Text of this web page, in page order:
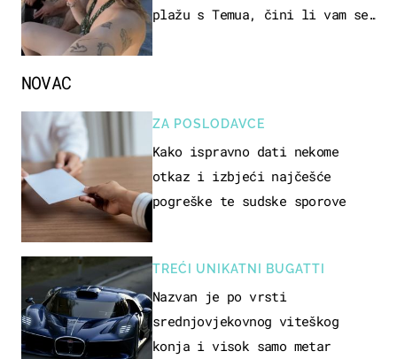
plažu s Temua, čini li vam se
NOVAC
ZA POSLODAVCE
Kako ispravno dati nekome
otkaz i izbjeći najčešće
pogreške te sudske sporove
TREĆI UNIKATNI BUGATTI
Nazvan je po vrsti
srednjovjekovnog viteškog
konja i visok samo metar